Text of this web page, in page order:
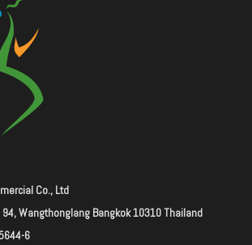
Co., Ltd
Wangthonglang Bangkok 10310 Thailand
6